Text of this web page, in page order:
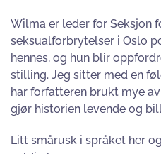
Wilma er leder for Seksjon
seksualforbrytelser i Oslo
hennes, og hun blir
stilling. Jeg sitter med en
har forfatteren brukt mye
gjør historien levende og
Litt smårusk i språket her